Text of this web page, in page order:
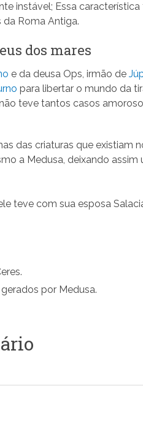
instável; Essa
da Roma Antiga.
dos mares
e da deusa Ops, irmão de
para libertar o mundo da
teve tantos casos
das criaturas que existiam
a Medusa, deixando assim
teve com sua esposa
por Medusa.